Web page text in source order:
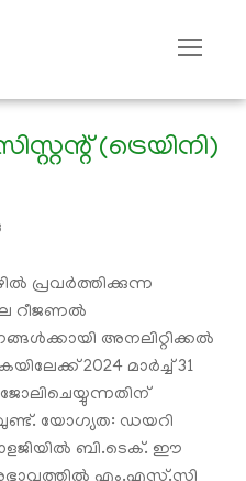
(ട്രെയിനി)
പ്രവർത്തിക്കുന്ന
റീജണൽ
അനലിറ്റിക്കൽ
2024 മാർച്ച് 31
യോഗ്യത: ഡയറി
ബി.ടെക്. ഈ